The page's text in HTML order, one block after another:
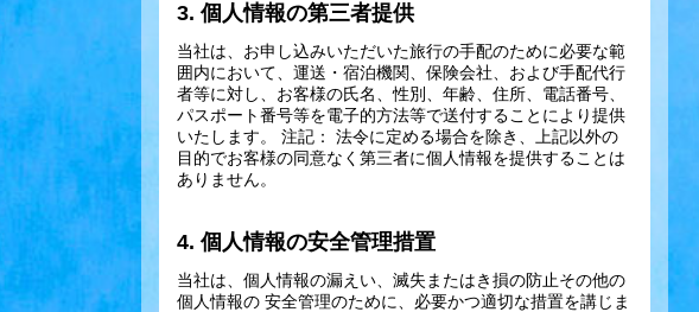
3. 個人情報の第三者提供
当社は、お申し込みいただいた旅行の手配のために必要な範
囲内において、運送・宿泊機関、保険会社、および手配代行
者等に対し、お客様の氏名、性別、年齢、住所、電話番号、
パスポート番号等を電子的方法等で送付することにより提供
いたします。 注記： 法令に定める場合を除き、上記以外の
目的でお客様の同意なく第三者に個人情報を提供することは
ありません。
4. 個人情報の安全管理措置
当社は、個人情報の漏えい、滅失またはき損の防止その他の
個人情報の 安全管理のために、必要かつ適切な措置を講じま